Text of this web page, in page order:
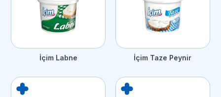
İçim Labne İçim Taze Peynir